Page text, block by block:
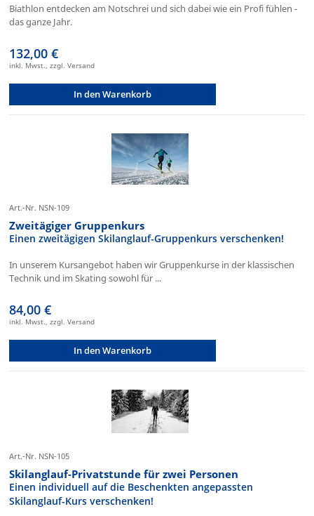
Biathlon entdecken am Notschrei und sich dabei wie ein Profi fühlen -
das ganze Jahr.
132,00 €
inkl. Mwst., zzgl. Versand
In den Warenkorb
Art.-Nr. NSN-109
Zweitägiger Gruppenkurs
Einen zweitägigen Skilanglauf-Gruppenkurs verschenken!
In unserem Kursangebot haben wir Gruppenkurse in der klassischen
Technik und im Skating sowohl für ...
84,00 €
inkl. Mwst., zzgl. Versand
In den Warenkorb
Art.-Nr. NSN-105
Skilanglauf-Privatstunde für zwei Personen
Einen individuell auf die Beschenkten angepassten
Skilanglauf-Kurs verschenken!